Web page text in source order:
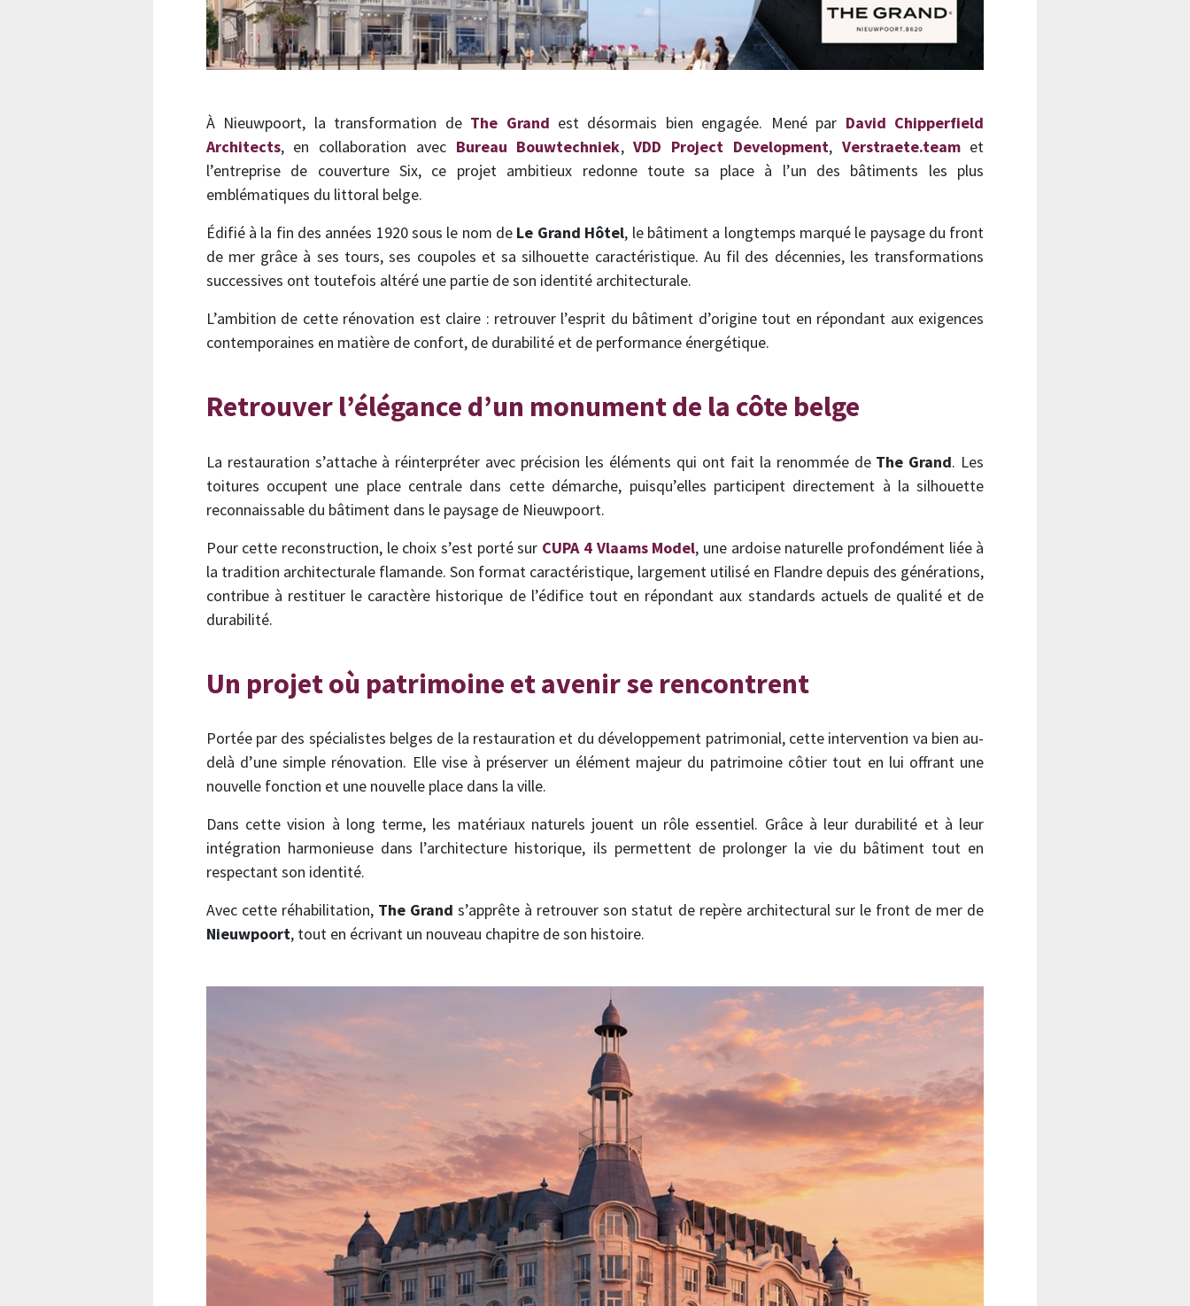
À Nieuwpoort, la transformation de The Grand est désormais bien engagée. Mené par David Chipperfield
Architects, en collaboration avec Bureau Bouwtechniek,VDD Project Development, Verstraete.teamet
l’entreprise de couverture Six, ce projet ambitieux redonne toute sa place à l’un des bâtiments les plus
emblématiques du littoral belge.
Édifié à la fin des années 1920 sous le nom de Le Grand Hôtel, le bâtiment a longtemps marqué le paysage du front
de mer grâce à ses tours, ses coupoles et sa silhouette caractéristique. Au fil des décennies, les transformations
successives ont toutefois altéré une partie de son identité architecturale.
L’ambition de cette rénovation est claire : retrouver l’esprit du bâtiment d’origine tout en répondant aux exigences
contemporaines en matière de confort, de durabilité et de performance énergétique.
Retrouver l’élégance d’un monument de la côte belge
La restauration s’attache à réinterpréter avec précision les éléments qui ont fait la renommée de The Grand. Les
toitures occupent une place centrale dans cette démarche, puisqu’elles participent directement à la silhouette
reconnaissable du bâtiment dans le paysage de Nieuwpoort.
Pour cette reconstruction, le choix s’est porté sur CUPA 4 Vlaams Model, une ardoise naturelle profondément liée à
la tradition architecturale flamande. Son format caractéristique, largement utilisé en Flandre depuis des générations,
contribue à restituer le caractère historique de l’édifice tout en répondant aux standards actuels de qualité et de
durabilité.
Un projet où patrimoine et avenir se rencontrent
Portée par des spécialistes belges de la restauration et du développement patrimonial, cette intervention va bien au-
delà d’une simple rénovation. Elle vise à préserver un élément majeur du patrimoine côtier tout en lui offrant une
nouvelle fonction et une nouvelle place dans la ville.
Dans cette vision à long terme, les matériaux naturels jouent un rôle essentiel. Grâce à leur durabilité et à leur
intégration harmonieuse dans l’architecture historique, ils permettent de prolonger la vie du bâtiment tout en
respectant son identité.
Avec cette réhabilitation, The Grand s’apprête à retrouver son statut de repère architectural sur le front de mer de
Nieuwpoort, tout en écrivant un nouveau chapitre de son histoire.